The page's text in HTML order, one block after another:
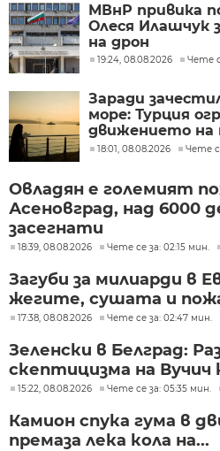
МВнР привика
Олеся Илашчук
на дрон
19:24, 08.08.2026 Чете
Заради
море: Турция
движението на
кораби
18:01, 08.08.2026 Чете
Овладян е големият
Асеновград, над 6000
засегнати
18:39, 08.08.2026 Чете се за: 02:15 мин.
Загуби за милиарди в
жегите, сушата и
17:38, 08.08.2026 Чете се за: 02:47 мин.
Зеленски в Белград:
скептицизма на Вучич
15:22, 08.08.2026 Чете се за: 05:35 мин.
Камион спука гума в
премаза лека кола на...